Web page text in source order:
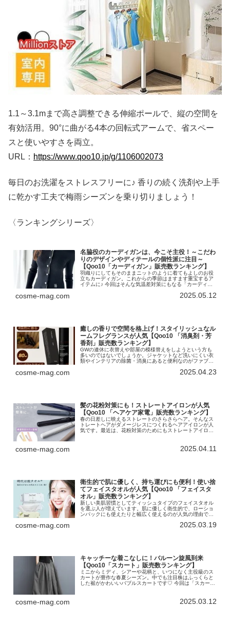
1.1～3.1mまで高さ調整できる伸縮ポールで、縦の空間を
有効活用。90°に曲がる4本の回転式アームで、省スペー
スと使いやすさを両立。
URL： https://www.qoo10.jp/g/1106002073
毎日のお洗濯をストレスフリーに♪ 香りの続く洗剤や上手
に乾かす工夫で梅雨シーズンを乗り切りましょう！
〈ランキングシリーズ〉
名脇役のカーディガンは、今こそ主役！～こだわ
りのデザインやディテールの個性派に注目～
【Qoo10「カーディガン」販売数ランキング】
羽織りにしてもそのままニットのように着てもよしのお役
立ちカーディガン。これからの季節はますます重宝するア
イテムに♪ 今回はそんな気温差対策にもなる「カーディガ
cosme-mag.com 2025.05.12
癒しの香りで空間を格上げ！スタイリッシュなル
ームフレグランスが人気【Qoo10 「消臭剤・芳
香剤」販売数ランキング】
GWの連休に衣替えや部屋の模様替えをしようという方も
多いのではないでしょうか。ジャケットなど洗いにくい衣
類やインテリアの除菌・消臭にあると便利なのがファブリ
cosme-mag.com 2025.04.23
髪の花粉対策にも！ストレートアイロンが人気
【Qoo10 「ヘアケア家電」販売数ランキング】
春の日差しに映えるストレートのさらさらヘア。そんなス
トレートヘアがダメージレスにつくれるヘアアイロンが人
気です。最近は、花粉対策のためにもストレートアイロン
cosme-mag.com 2025.04.11
衛生的で肌に優しく、持ち運びにも便利！使い捨
てフェイスタオルが人気【Qoo10 「フェイスタ
オル」販売数ランキング】
新しい美肌習慣としてティッシュタイプのフェイスタオル
を選ぶ人が増えています。肌に優しく衛生的で、ローショ
ンパックにも使えたりと幅広く使えるのが人気の理由で
cosme-mag.com 2025.03.19
キャッチーな着こなしに！バルーン旋風到来
【Qoo10「スカート」販売数ランキング】
ミニからミディ、シアーや花柄と、いつになく主役級のス
カートが豊作な春夏シーズン。中でも注目株はふっくらと
した裾がかわいいバブルスカートです♡ 今回は「スカー
cosme-mag.com 2025.03.12